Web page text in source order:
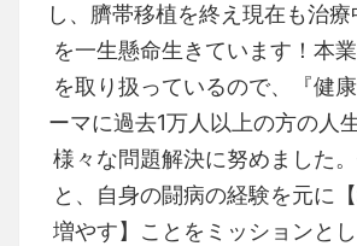
し、臍帯移植を終え現在も治
を一生懸命生きています！本
を取り扱っているので、『健
ーマに過去1万人以上の方の人
様々な問題解決に努めました
と、自身の闘病の経験を元に
増やす】ことをミッションと